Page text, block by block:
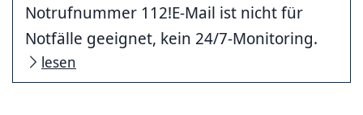
Notrufnummer 112!E-Mail ist nicht für
Notfälle geeignet, kein 24/7-Monitoring.
lesen